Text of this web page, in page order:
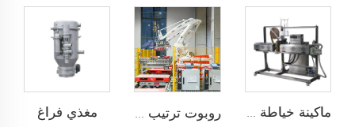
ماكينة خياطة التدفئة مع التغليف فوق الشريط روبوت ترتيب على托盘 مغذي فراغ